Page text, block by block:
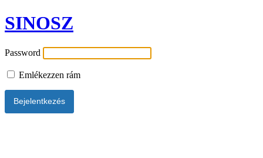
SINOSZ
Password
Emlékezzen rám